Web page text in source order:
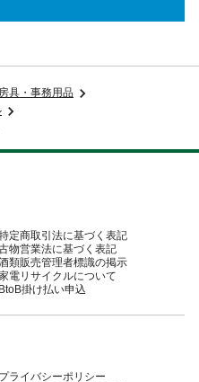
具・事務用品
定商取引法に基づく表記
物営業法に基づく表記
類販売管理者標識の掲示
電リサイクルについて
BtoB掛け払い申込
プライバシーポリシー